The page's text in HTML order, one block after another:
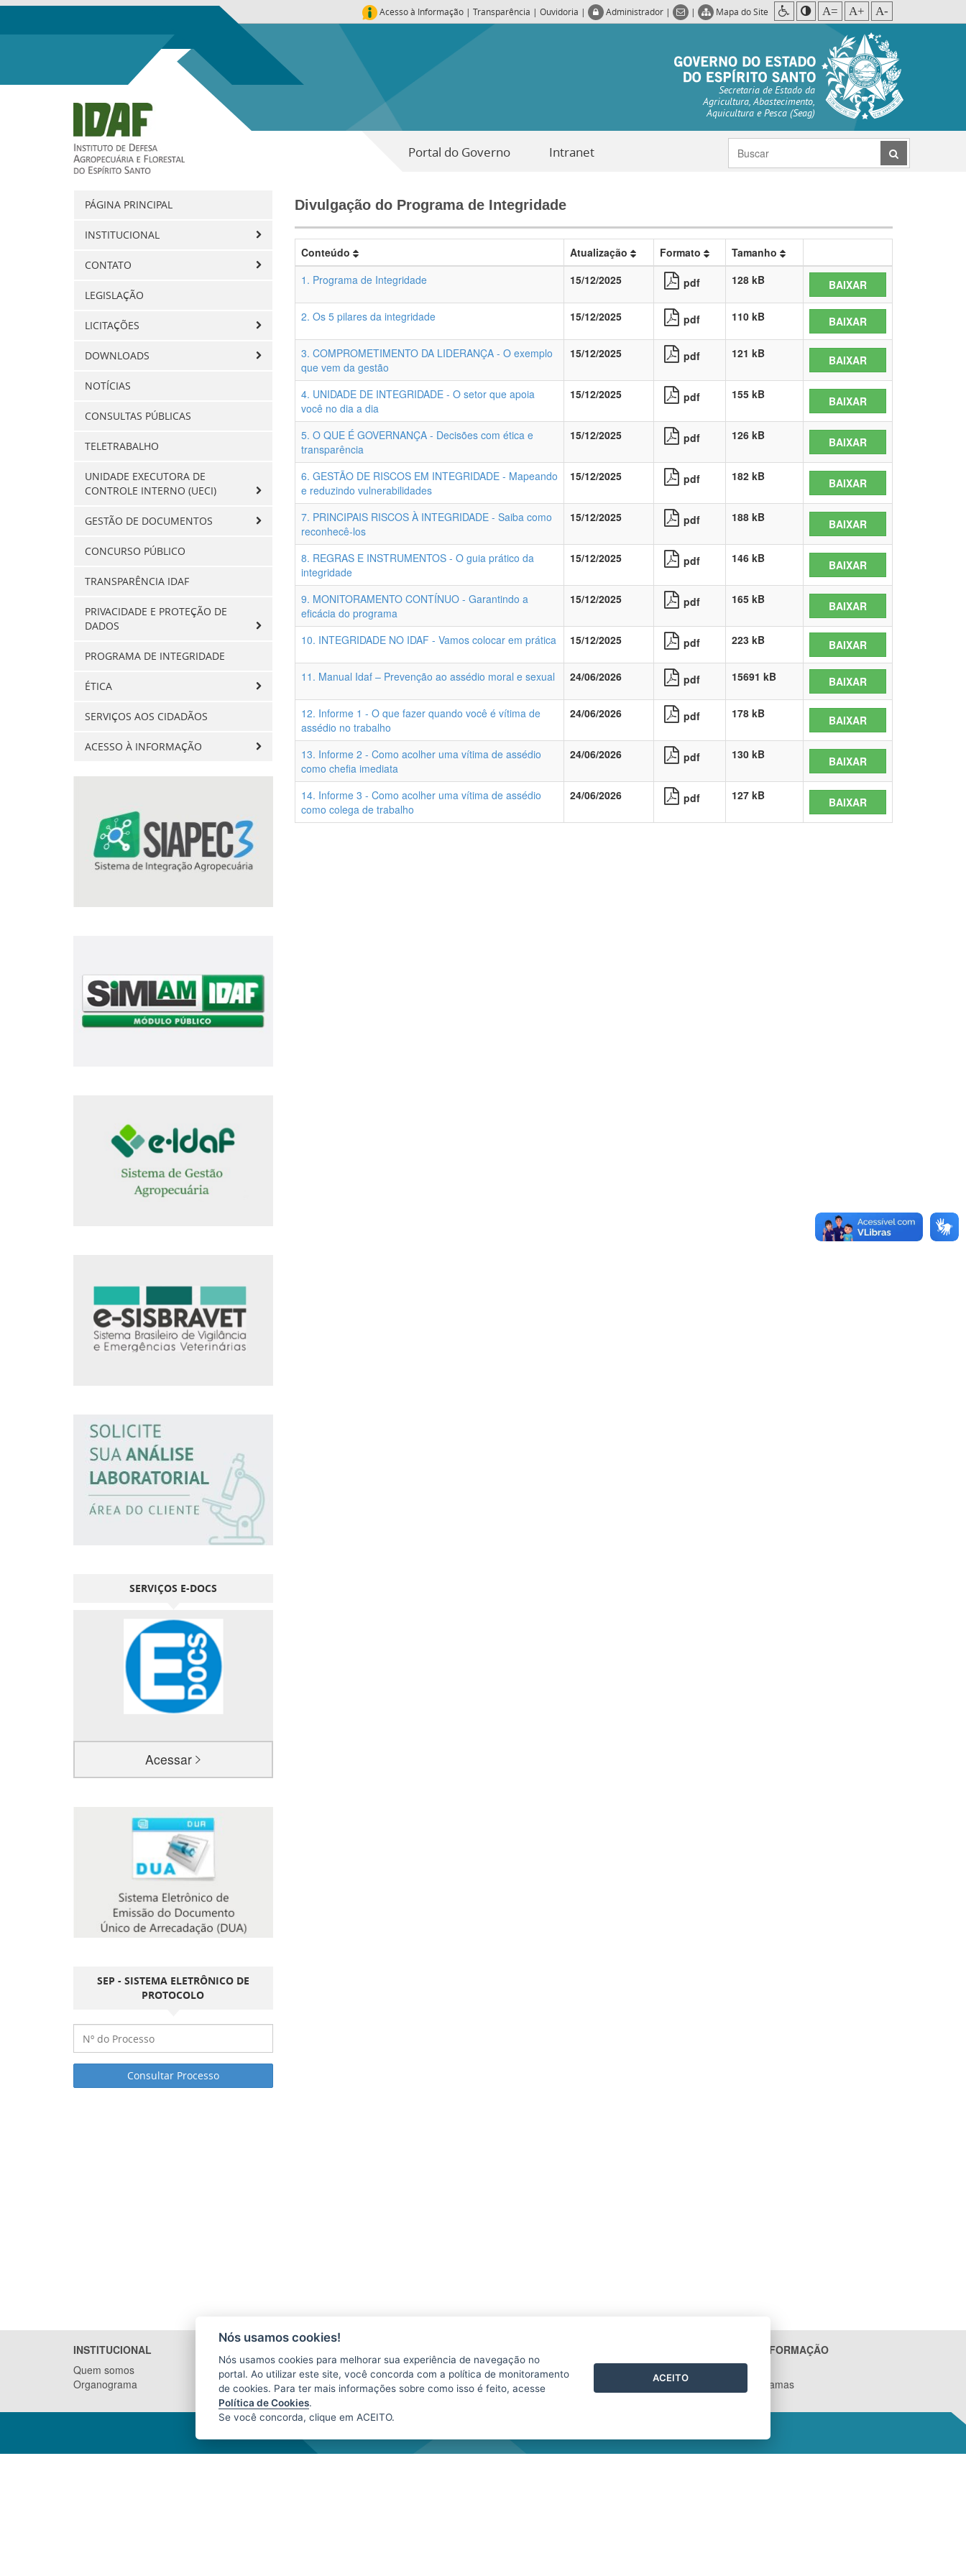
Acesso à Informação | Transparência | Ouvidoria | Administrador | | Mapa do Site A= A+ A-
Secretaria de Estado da
Agricultura, Abastecimento,
Aquicultura e Pesca (Seag)
Portal do Governo Intranet
PÁGINA PRINCIPAL
INSTITUCIONAL
CONTATO
LEGISLAÇÃO
LICITAÇÕES
DOWNLOADS
NOTÍCIAS
CONSULTAS PÚBLICAS
TELETRABALHO
UNIDADE EXECUTORA DE
CONTROLE INTERNO (UECI)
GESTÃO DE DOCUMENTOS
CONCURSO PÚBLICO
TRANSPARÊNCIA IDAF
PRIVACIDADE E PROTEÇÃO DE
DADOS
PROGRAMA DE INTEGRIDADE
ÉTICA
SERVIÇOS AOS CIDADÃOS
ACESSO À INFORMAÇÃO
SERVIÇOS E-DOCS
Acessar
SEP - SISTEMA ELETRÔNICO DE
PROTOCOLO
Consultar Processo
Divulgação do Programa de Integridade
Conteúdo Atualização Formato
Tamanho
1. Programa de Integridade
15/12/2025 pdf 128 kB BAIXAR
2. Os 5 pilares da integridade 15/12/2025 pdf 110 kB BAIXAR
3. COMPROMETIMENTO DA LIDERANÇA - O exemplo
que vem da gestão
15/12/2025 pdf 121 kB BAIXAR
4. UNIDADE DE INTEGRIDADE - O setor que apoia
você no dia a dia
15/12/2025 pdf 155 kB BAIXAR
5. O QUE É GOVERNANÇA - Decisões com ética e
transparência
15/12/2025 pdf 126 kB BAIXAR
6. GESTÃO DE RISCOS EM INTEGRIDADE - Mapeando
e reduzindo vulnerabilidades
15/12/2025 pdf 182 kB BAIXAR
7. PRINCIPAIS RISCOS À INTEGRIDADE - Saiba como
reconhecê-los
15/12/2025 pdf 188 kB BAIXAR
8. REGRAS E INSTRUMENTOS - O guia prático da
integridade
15/12/2025 pdf 146 kB BAIXAR
9. MONITORAMENTO CONTÍNUO - Garantindo a
eficácia do programa
15/12/2025 pdf 165 kB BAIXAR
10. INTEGRIDADE NO IDAF - Vamos colocar em prática 15/12/2025 pdf 223 kB BAIXAR
11. Manual Idaf – Prevenção ao assédio moral e sexual 24/06/2026 pdf 15691 kB BAIXAR
12. Informe 1 - O que fazer quando você é vítima de
assédio no trabalho
24/06/2026 pdf 178 kB BAIXAR
13. Informe 2 - Como acolher uma vítima de assédio
como chefia imediata
24/06/2026 pdf 130 kB BAIXAR
14. Informe 3 - Como acolher uma vítima de assédio
como colega de trabalho
24/06/2026 pdf 127 kB BAIXAR
INSTITUCIONAL
Quem somos
Organograma
VÍDEOS
ACESSO À INFORMAÇÃO
Contratos
Ações e Programas
Nós usamos cookies!
Nós usamos cookies para melhorar sua experiência de navegação no
portal. Ao utilizar este site, você concorda com a política de monitoramento
de cookies. Para ter mais informações sobre como isso é feito, acesse
Política de Cookies.
Se você concorda, clique em ACEITO.
ACEITO